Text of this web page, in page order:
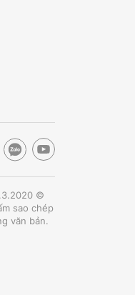
©
sao chép
văn bản.